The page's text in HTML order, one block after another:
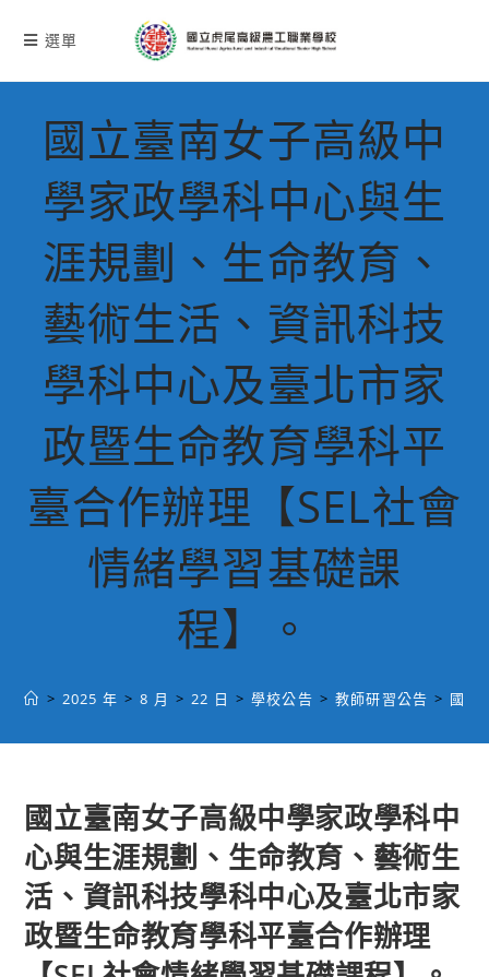
選單
國立臺南女子高級中
學家政學科中心與生
涯規劃、生命教育、
藝術生活、資訊科技
學科中心及臺北市家
政暨生命教育學科平
臺合作辦理【SEL社會
情緒學習基礎課
程】。
> 2025 年 > 8 月 > 22 日 > 學校公告 > 教師研習公告 > 國立
國立臺南女子高級中學家政學科中
心與生涯規劃、生命教育、藝術生
活、資訊科技學科中心及臺北市家
政暨生命教育學科平臺合作辦理